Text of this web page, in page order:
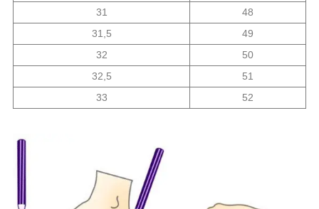
31
48
31,5
49
32
50
32,5
51
33
52